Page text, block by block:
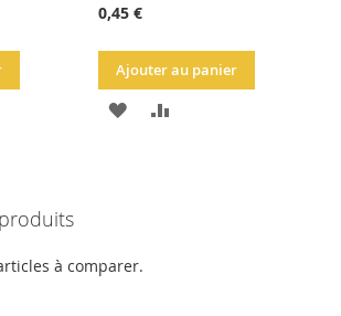
0,45 €
Ajouter au panier
AJOUTER
D'ACHATS
à comparer.